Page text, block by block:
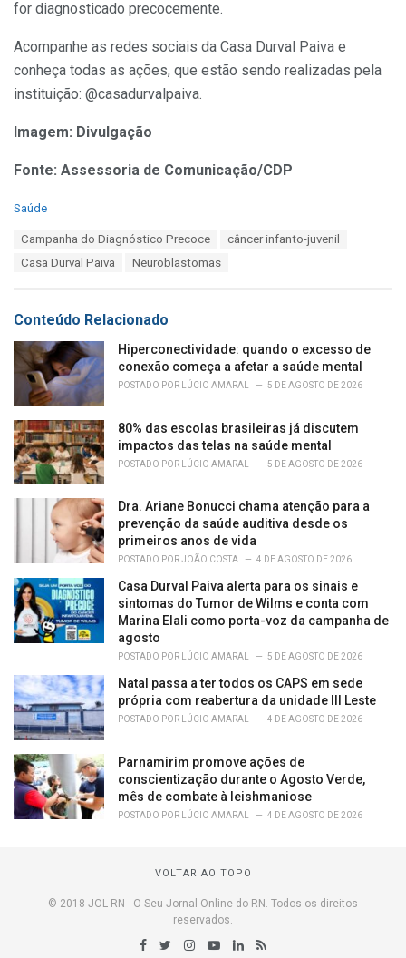
for diagnosticado precocemente.
Acompanhe as redes sociais da Casa Durval Paiva e
conheça todas as ações, que estão sendo realizadas pela
instituição: @casadurvalpaiva.
Imagem: Divulgação
Fonte: Assessoria de Comunicação/CDP
C
i
e
s
Saúde
Campanha do Diagnóstico Precoce
câncer infanto-juvenil
Casa Durval Paiva
Neuroblastomas
Conteúdo Relacionado
Hiperconectividade: quando o excesso de
conexão começa a afetar a saúde mental
POSTADO POR LÚCIO AMARAL 5 DE AGOSTO DE 2026
80% das escolas brasileiras já discutem
impactos das telas na saúde mental
POSTADO POR LÚCIO AMARAL 5 DE AGOSTO DE 2026
Dra. Ariane Bonucci chama atenção para a
prevenção da saúde auditiva desde os
primeiros anos de vida
POSTADO PORJOÃO COSTA 4 DE AGOSTO DE 2026
Casa Durval Paiva alerta para os sinais e
sintomas do Tumor de Wilms e conta com
Marina Elali como porta-voz da campanha de
agosto
POSTADO POR LÚCIO AMARAL 5 DE AGOSTO DE 2026
Natal passa a ter todos os CAPS em sede
própria com reabertura da unidade III Leste
POSTADO POR LÚCIO AMARAL 4 DE AGOSTO DE 2026
Parnamirim promove ações de
conscientização durante o Agosto Verde,
mês de combate à leishmaniose
POSTADO POR LÚCIO AMARAL 4 DE AGOSTO DE 2026
VOLTAR AO TOPO
© 2018 JOL RN - O Seu Jornal Online do RN. Todos os direitos
reservados.